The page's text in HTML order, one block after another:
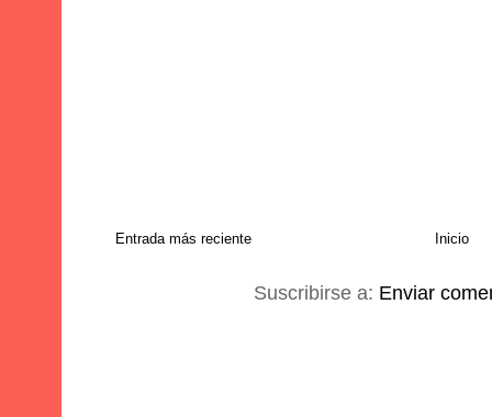
Entrada más reciente Inicio
Suscribirse a: Enviar